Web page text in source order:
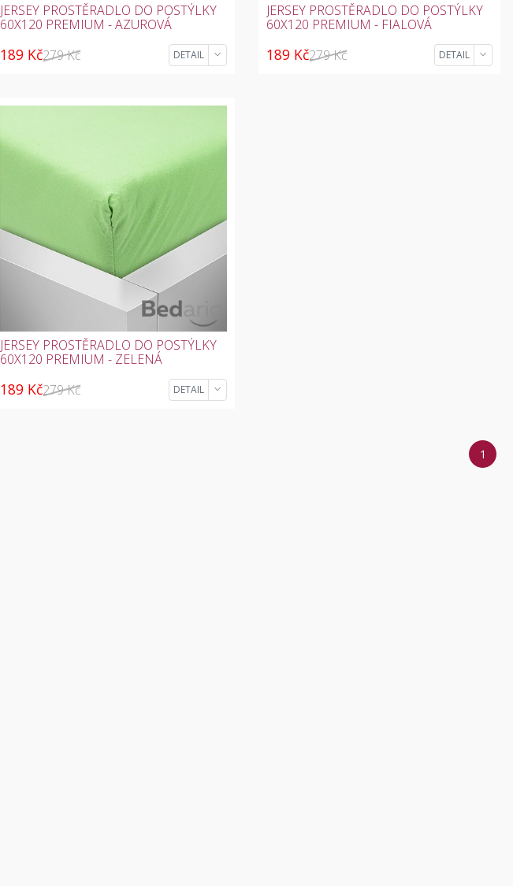
JERSEY PROSTĚRADLO DO POSTÝLKY
60X120 PREMIUM - AZUROVÁ
189 Kč279 Kč DETAIL
JERSEY PROSTĚRADLO DO POSTÝLKY
60X120 PREMIUM - FIALOVÁ
189 Kč279 Kč DETAIL
JERSEY PROSTĚRADLO DO POSTÝLKY
60X120 PREMIUM - ZELENÁ
189 Kč279 Kč DETAIL
1